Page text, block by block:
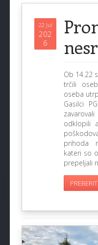
22 Jul
202
6
Ob 14.22
trčili
oseba
Gasilci
odklopili
prihoda
kateri so
prepeljali